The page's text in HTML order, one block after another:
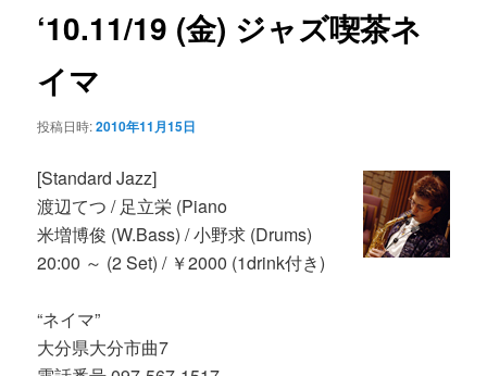
ン
ツ
へ
移
ゲ
シ
ン
‘10.11/19 (金) ジャズ喫茶ネ
イマ
投稿日時:2010年11月15日
[Standard Jazz]
渡辺てつ / 足立栄 (Piano
米増博俊 (W.Bass) / 小野求 (Drums)
20:00 ～ (2 Set) / ￥2000 (1drink付き)
“ネイマ”
大分県大分市曲7